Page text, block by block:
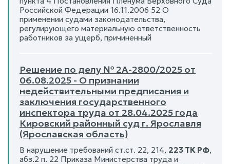
Российской Федерации 16.11.2006 52 О
применении судами законодательства,
регулирующего материальную ответственность
работников за ущерб, причиненный
Решение по делу № 2А-2800/2025 от
06.08.2025 - О признании
недействительными предписания и
заключения государственного
инспектора труда от 28.04.2025 года
Кировский районный суд г. Ярославля
(Ярославская область)
В нарушение требований ст.ст. 22, 214, 223 ТК РФ,
абз.2 п. 22 Приказа Министерства труда и